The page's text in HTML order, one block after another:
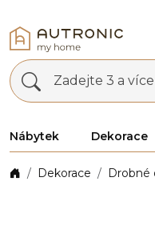
Zadejte 3 a
Nábytek Dekorace
Dekorace Drobné